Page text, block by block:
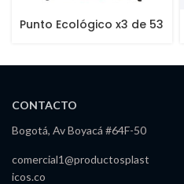
Punto Ecológico x3 de 53
CONTACTO
Bogotá, Av Boyacá #64F-50
comercial1@productosplast
icos.co